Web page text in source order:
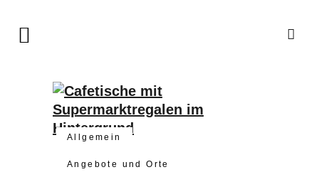
Allgemein
Angebote und Orte